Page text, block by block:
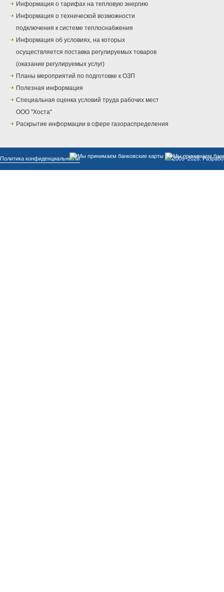
Информация о тарифах на тепловую энергию
Информация о технической возможности
подключения к системе теплоснабжения
Информация об условиях, на которых
осуществляется поставка регулируемых товаров
(оказание регулируемых услуг)
Планы мероприятий по подготовке к ОЗП
Полезная информация
Специальная оценка условий труда рабочих мест
ООО "Хоста"
Раскрытие информации в сфере газораспределения
Политика конфиденциальности © 2009–2026.